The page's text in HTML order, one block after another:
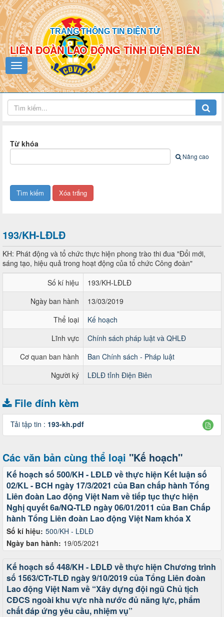
TRANG THÔNG TIN ĐIỆN TỬ
LIÊN ĐOÀN LAO ĐỘNG TỈNH ĐIỆN BIÊN
Từ khóa
Nâng cao
193/KH-LĐLĐ
KH: Phát động và tổ chức thực hiện phong trào thi đua "Đổi mới,
sáng tạo, hiệu quả trong hoạt động của tổ chức Công đoàn"
Số kí hiệu
193/KH-LĐLĐ
Ngày ban hành
13/03/2019
Thể loại
Kế hoạch
Lĩnh vực
Chính sách pháp luật và QHLĐ
Cơ quan ban hành
Ban Chính sách - Pháp luật
Người ký
LĐLĐ tỉnh Điện Biên
File đính kèm
Tải tập tin : 193-kh.pdf
Các văn bản cùng thể loại "Kế hoạch"
Số kí hiệu: 500/KH - LĐLĐ
Ngày ban hành: 19/05/2021
Kế hoạch số 500/KH - LĐLĐ về thực hiện Kết luận số
02/KL - BCH ngày 17/3/2021 của Ban chấp hành Tổng
Liên đoàn Lao động Việt Nam về tiếp tục thực hiện
Nghị quyết 6a/NQ-TLĐ ngày 06/01/2011 của Ban Chấp
hành Tổng Liên đoàn Lao động Việt Nam khóa X
Kế hoạch số 448/KH - LĐLĐ về thực hiện Chương trình
số 1563/CTr-TLĐ ngày 9/10/2019 của Tổng Liên đoàn
Lao động Việt Nam về “Xây dựng đội ngũ Chủ tịch
CĐCS ngoài khu vực nhà nước đủ năng lực, phẩm
chất đáp ứng yêu cầu, nhiệm vụ”